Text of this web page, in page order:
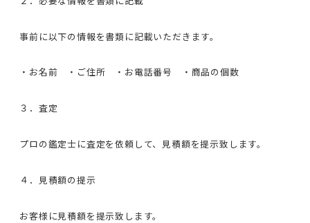
事前に以下の情報を書類に記載いただきます。
・お名前 ・ご住所 ・お電話番号 ・商品の個数
３．査定
プロの鑑定士に査定を依頼して、見積額を提示致します。
４．見積額の提示
お客様に見積額を提示致します。